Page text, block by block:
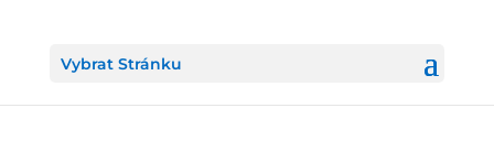
Vybrat Stránku